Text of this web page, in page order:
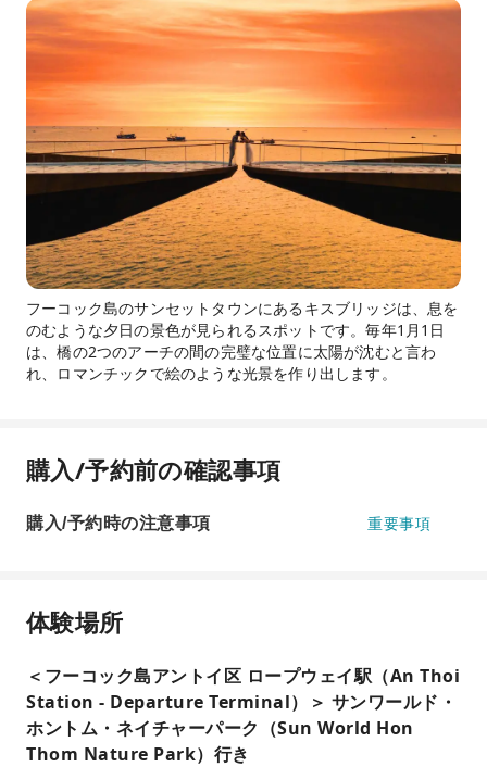
フーコック島のサンセットタウンにあるキスブリッジは、息を
のむような夕日の景色が見られるスポットです。毎年1月1日
は、橋の2つのアーチの間の完璧な位置に太陽が沈むと言わ
れ、ロマンチックで絵のような光景を作り出します。
購入/予約前の確認事項
購入/予約時の注意事項 重要事項
体験場所
＜フーコック島アントイ区 ロープウェイ駅（An Thoi
Station - Departure Terminal）＞ サンワールド・
ホントム・ネイチャーパーク（Sun World Hon
Thom Nature Park）行き